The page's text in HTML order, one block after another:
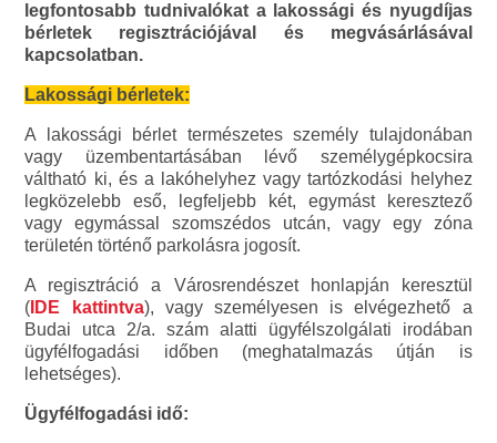
legfontosabb tudnivalókat a lakossági és nyugdíjas
bérletek regisztrációjával és megvásárlásával
kapcsolatban.
Lakossági bérletek:
A lakossági bérlet természetes személy tulajdonában
vagy üzembentartásában lévő személygépkocsira
váltható ki, és a lakóhelyhez vagy tartózkodási helyhez
legközelebb eső, legfeljebb két, egymást keresztező
vagy egymással szomszédos utcán, vagy egy zóna
területén történő parkolásra jogosít.
A regisztráció a Városrendészet honlapján keresztül
( IDE kattintva), vagy személyesen is elvégezhető a
Budai utca 2/a. szám alatti ügyfélszolgálati irodában
ügyfélfogadási időben (meghatalmazás útján is
lehetséges).
Ügyfélfogadási idő: